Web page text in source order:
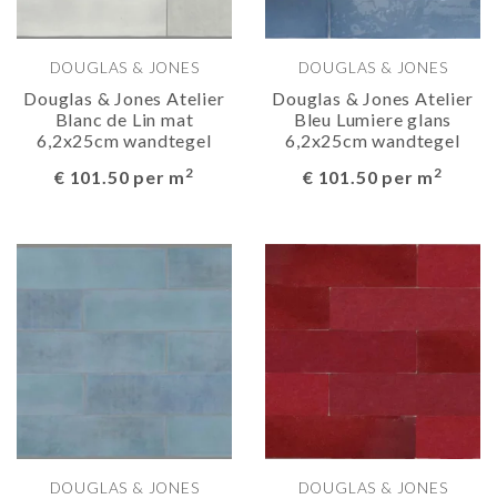
DOUGLAS & JONES
Douglas & Jones Atelier
Blanc de Lin mat
6,2x25cm wandtegel
€ 101.50 per m2
DOUGLAS & JONES
Douglas & Jones Atelier
Bleu Lumiere glans
6,2x25cm wandtegel
€ 101.50 per m2
DOUGLAS & JONES DOUGLAS & JONES